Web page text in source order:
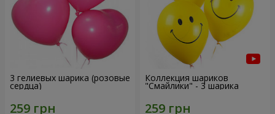
3 гелиевых шарика (розовые
сердца)
Коллекция шариков
"Смайлики" - 3 шарика